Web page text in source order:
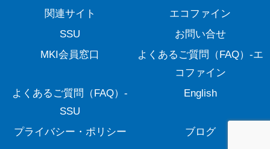
関連サイト
エコファイン
SSU
お問い合せ
MKI会員窓口
よくあるご質問（FAQ）-エ
コファイン
よくあるご質問（FAQ）-
SSU
English
プライバシー・ポリシー ブログ